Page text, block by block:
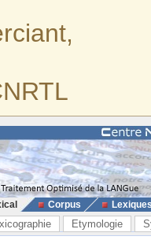
Corpus
Etymologie